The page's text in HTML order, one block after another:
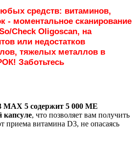
средств: витаминов,
- моментальное сканирование
Check Oligoscan, на
или недостатков
тяжелых металлов в
Заботьтесь
MAX 5 содержит 5 000 МЕ
капсуле, что позволяет вам получить
приема витамина D3, не опасаясь